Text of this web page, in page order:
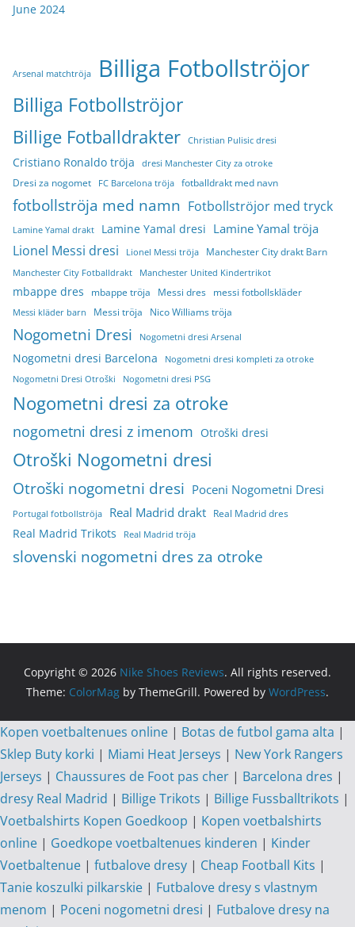
June 2024
Arsenal matchtröja Billiga Fotbollströjor
Billiga Fotbollströjor
Billige Fotballdrakter Christian Pulisic dresi
Cristiano Ronaldo tröja dresi Manchester City za otroke
Dresi za nogomet FC Barcelona tröja fotballdrakt med navn
fotbollströja med namn Fotbollströjor med tryck
Lamine Yamal drakt Lamine Yamal dresi Lamine Yamal tröja
Lionel Messi dresi Lionel Messi tröja Manchester City drakt Barn
Manchester City Fotballdrakt Manchester United Kindertrikot
mbappe dres mbappe tröja Messi dres messi fotbollskläder
Messi kläder barn Messi tröja Nico Williams tröja
Nogometni Dresi Nogometni dresi Arsenal
Nogometni dresi Barcelona
Nogometni dresi kompleti za otroke
Nogometni Dresi Otroški
Nogometni dresi PSG
Nogometni dresi za otroke
nogometni dresi z imenom Otroški dresi
Otroški Nogometni dresi
Otroški nogometni dresi Poceni Nogometni Dresi
Portugal fotbollströja Real Madrid drakt Real Madrid dres
Real Madrid Trikots Real Madrid tröja
slovenski nogometni dres za otroke
Copyright © 2026 Nike Shoes Reviews. All rights reserved.
Theme: ColorMag by ThemeGrill. Powered by WordPress.
Kopen voetbaltenues online | Botas de futbol gama alta |
Sklep Buty korki | Miami Heat Jerseys | New York Rangers
Jerseys | Chaussures de Foot pas cher | Barcelona dres |
dresy Real Madrid | Billige Trikots | Billige Fussballtrikots |
Voetbalshirts Kopen Goedkoop | Kopen voetbalshirts
online | Goedkope voetbaltenues kinderen | Kinder
Voetbaltenue | futbalove dresy | Cheap Football Kits |
Tanie koszulki pilkarskie | Futbalove dresy s vlastnym
menom | Poceni nogometni dresi | Futbalove dresy na